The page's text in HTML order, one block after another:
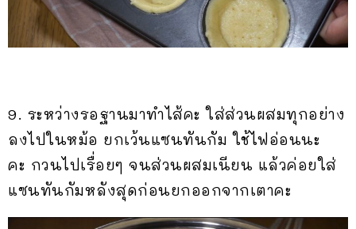
9. ระหว่างรอฐานมาทำไส้คะ ใส่ส่วนผสมทุกอย่าง
ลงไปในหม้อ ยกเว้นแซนทันกัม ใช้ไฟอ่อนนะ
คะ กวนไปเรื่อยๆ จนส่วนผสมเนียน แล้วค่อยใส่
แซนทันกัมหลังสุดก่อนยกออกจากเตาคะ